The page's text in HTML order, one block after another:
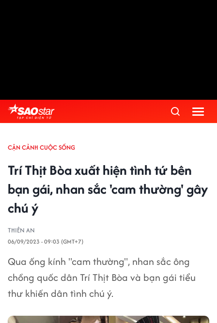
CẬN CẢNH CUỘC SỐNG
Trí Thịt Bòa xuất hiện tình tứ bên
bạn gái, nhan sắc 'cam thường' gây
chú ý
THIÊN AN
06/09/2023 - 09:03 (GMT+7)
Qua ống kính "cam thường", nhan sắc ông
chồng quốc dân Trí Thịt Bòa và bạn gái tiểu
thư khiến dân tình chú ý.